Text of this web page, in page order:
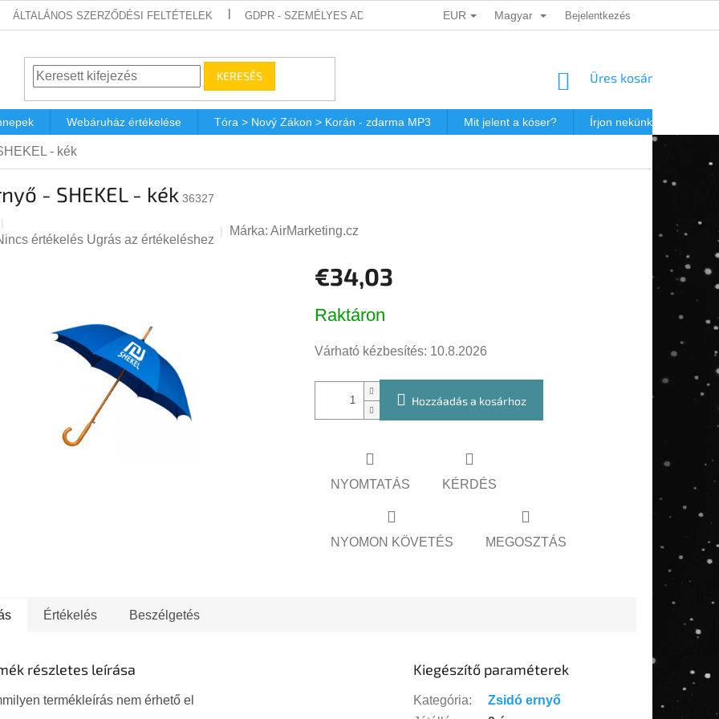
ÁLTALÁNOS SZERZŐDÉSI FELTÉTELEK GDPR - SZEMÉLYES ADATOK VÉDELME DÁRKOVÉ KUPONY POSTAKÖLTSÉG
EUR Magyar Bejelentkezés
KERESÉS KOSÁR
Üres kosár
Webáruház értékelése Tóra > Nový Zákon > Korán - zdarma MP3 Mit jelent a kóser? Írjon nekünk
- kék
- SHEKEL - kék 36327
értékelés Ugrás az értékeléshez
Márka: AirMarketing.cz
€34,03
Raktáron
Várható kézbesítés: 10.8.2026
Hozzáadás a kosárhoz
NYOMTATÁS KÉRDÉS
NYOMON KÖVETÉS MEGOSZTÁS
Értékelés Beszélgetés
részletes leírása
termékleírás nem érhető el
Kiegészítő paraméterek
Kategória:
Zsidó ernyő